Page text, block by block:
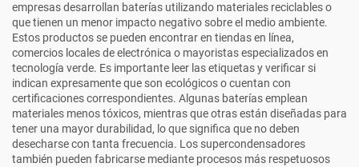
empresas desarrollan baterías utilizando materiales reciclables o
que tienen un menor impacto negativo sobre el medio ambiente.
Estos productos se pueden encontrar en tiendas en línea,
comercios locales de electrónica o mayoristas especializados en
tecnología verde. Es importante leer las etiquetas y verificar si
indican expresamente que son ecológicos o cuentan con
certificaciones correspondientes. Algunas baterías emplean
materiales menos tóxicos, mientras que otras están diseñadas para
tener una mayor durabilidad, lo que significa que no deben
desecharse con tanta frecuencia. Los supercondensadores
también pueden fabricarse mediante procesos más respetuosos